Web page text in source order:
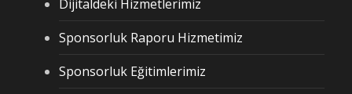
Dijitaldeki Hizmetlerimiz
Sponsorluk Raporu Hizmetimiz
Sponsorluk Eğitimlerimiz